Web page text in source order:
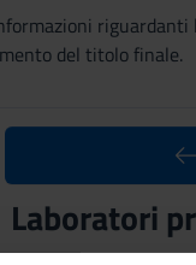
del titolo finale.
Laboratori